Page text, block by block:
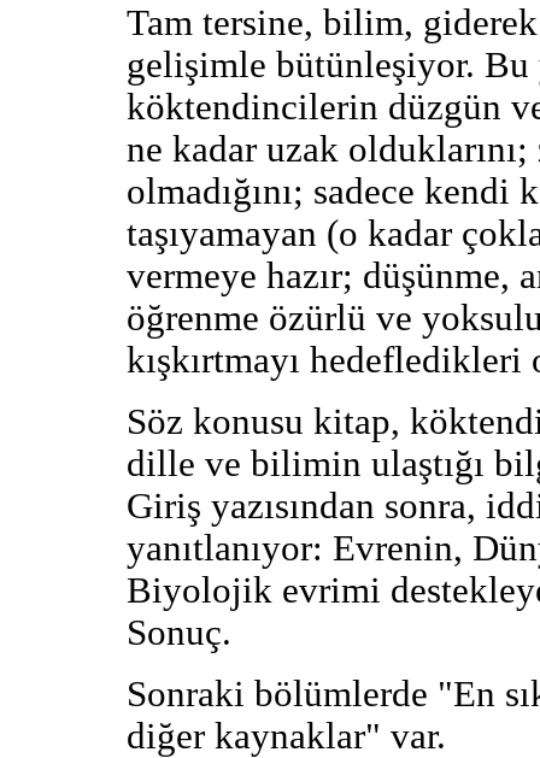
Tam tersine, bilim,
gelişimle bütünleşiyor. Bu
köktendincilerin düzgün
ne kadar uzak
olmadığını; sadece kendi
taşıyamayan (o kadar
vermeye hazır; düşünme,
öğrenme özürlü ve
kışkırtmayı hedefledikleri
Söz konusu kitap,
dille ve bilimin ulaştığı
Giriş yazısından sonra,
yanıtlanıyor: Evrenin,
Biyolojik evrimi
Sonuç.
Sonraki bölümlerde "En
diğer kaynaklar" var.